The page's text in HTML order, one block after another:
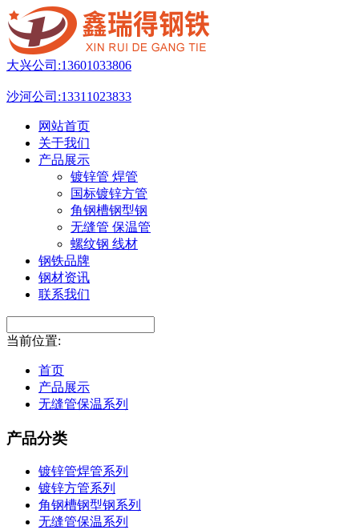
大兴公司:13601033806
沙河公司:13311023833
网站首页
关于我们
产品展示
镀锌管 焊管
国标镀锌方管
角钢槽钢型钢
无缝管 保温管
螺纹钢 线材
钢铁品牌
钢材资讯
联系我们
当前位置:
首页
产品展示
无缝管保温系列
产品分类
镀锌管焊管系列
镀锌方管系列
角钢槽钢型钢系列
无缝管保温系列